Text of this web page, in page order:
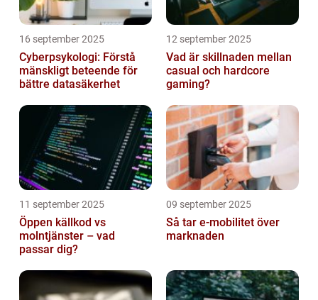
16 september 2025
Cyberpsykologi: Förstå
mänskligt beteende för
bättre datasäkerhet
12 september 2025
Vad är skillnaden mellan
casual och hardcore
gaming?
11 september 2025
Öppen källkod vs
molntjänster – vad
passar dig?
09 september 2025
Så tar e-mobilitet över
marknaden